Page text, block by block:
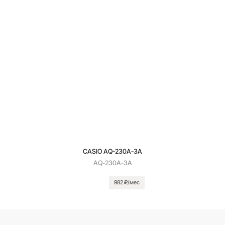
CASIO AQ-230A-3A
AQ-230A-3A
982 ₽/мес